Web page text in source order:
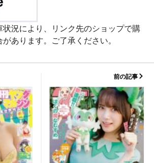
状況により、リンク先のショップで購
あります。ご了承ください。
前の記事